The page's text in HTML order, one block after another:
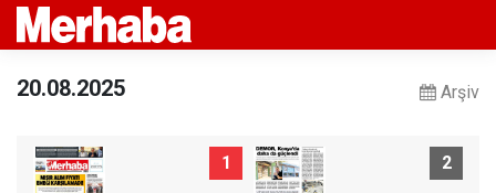
20.08.2025 Arşiv
1 2